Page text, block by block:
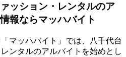
ッション・レンタルのア
報ならマッハバイト
マッハバイト」では、八千代台
ンタルのアルバイトを始めとし